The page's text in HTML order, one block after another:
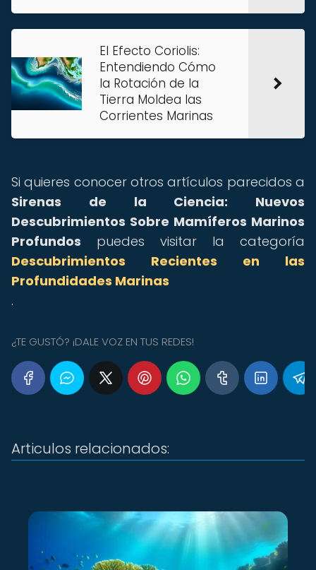
El Efecto Coriolis:
Entendiendo Cómo
la Rotación de la
Tierra Moldea las
Corrientes Marinas
Si quieres conocer otros artículos parecidos a
Sirenas de la Ciencia: Nuevos
Descubrimientos Sobre Mamíferos Marinos
Profundos puedes visitar la categoría
Descubrimientos Recientes en las
Profundidades Marinas
.
¿TE GUSTÓ? ¡DALE VOZ EN TUS REDES!
Articulos relacionados: